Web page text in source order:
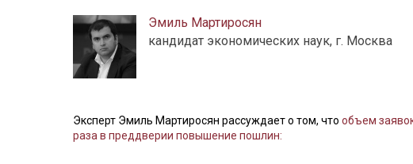
Эмиль Мартиросян
кандидат экономических наук, г. Москва
Эксперт Эмиль Мартиросян рассуждает о том, что объем
раза в преддверии повышение пошлин: